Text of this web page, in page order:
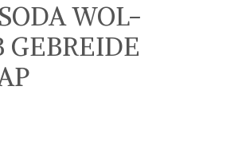
WOL-
GEBREIDE